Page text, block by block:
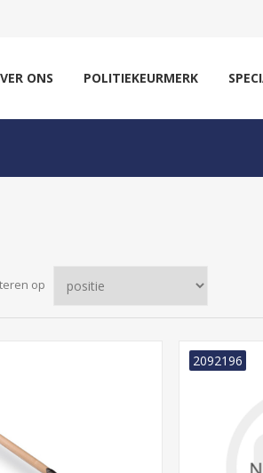
ONS POLITIEKEURMERK
op
2092196